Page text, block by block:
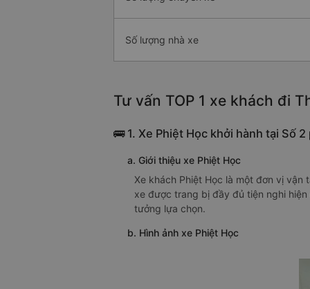
Số lượng nhà xe
Tư vấn TOP 1 xe khách đi
🚌 1. Xe Phiệt Học khởi hành tại Số 2
a. Giới thiệu xe Phiệt Học
Xe khách Phiệt Học là một đơn vị
xe được trang bị đầy đủ tiện nghi
tưởng lựa chọn.
b. Hình ảnh xe Phiệt Học